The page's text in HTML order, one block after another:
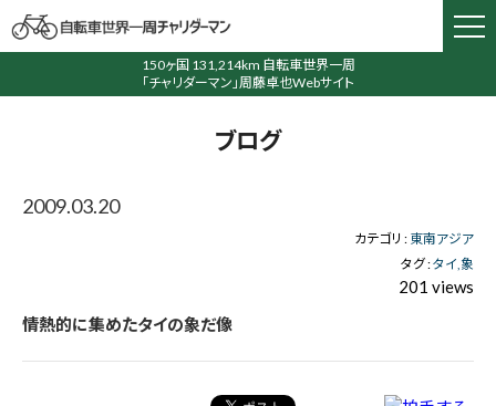
150ヶ国 131,214km 自転車世界一周
「チャリダーマン」周藤卓也Webサイト
ブログ
2009.03.20
カテゴリ : 東南アジア
タグ :タイ 象
201 views
情熱的に集めたタイの象だ像